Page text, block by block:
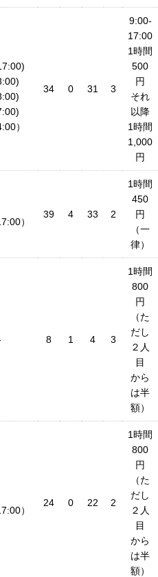
）
34 0 31 3
9:00-
17:00
1時間
500
円
それ
以降
1時間
1,000
円
）
39 4 33 2
1時間
450
円
（一
律）
8 1 4 3
1時間
800
円
（た
だし
２人
目
から
は半
額）
）
24 0 22 2
1時間
800
円
（た
だし
２人
目
から
は半
額）